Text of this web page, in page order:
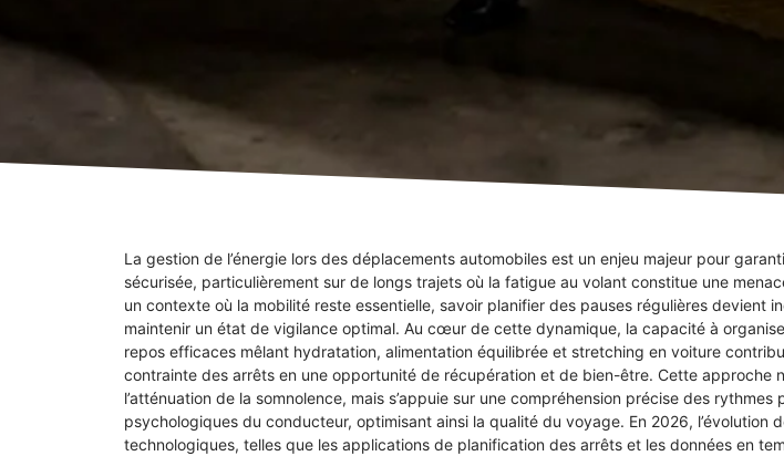
La gestion de l’énergie lors des déplacements automobiles est un enjeu majeur pour
sécurisée, particulièrement sur de longs trajets où la fatigue au volant constitue une
un contexte où la mobilité reste essentielle, savoir planifier des pauses régulières devient
maintenir un état de vigilance optimal. Au cœur de cette dynamique, la capacité à
repos efficaces mêlant hydratation, alimentation équilibrée et stretching en voiture
contrainte des arrêts en une opportunité de récupération et de bien-être. Cette approche
l’atténuation de la somnolence, mais s’appuie sur une compréhension précise des rythmes
psychologiques du conducteur, optimisant ainsi la qualité du voyage. En 2026, l’évolution
technologiques, telles que les applications de planification des arrêts et les données en